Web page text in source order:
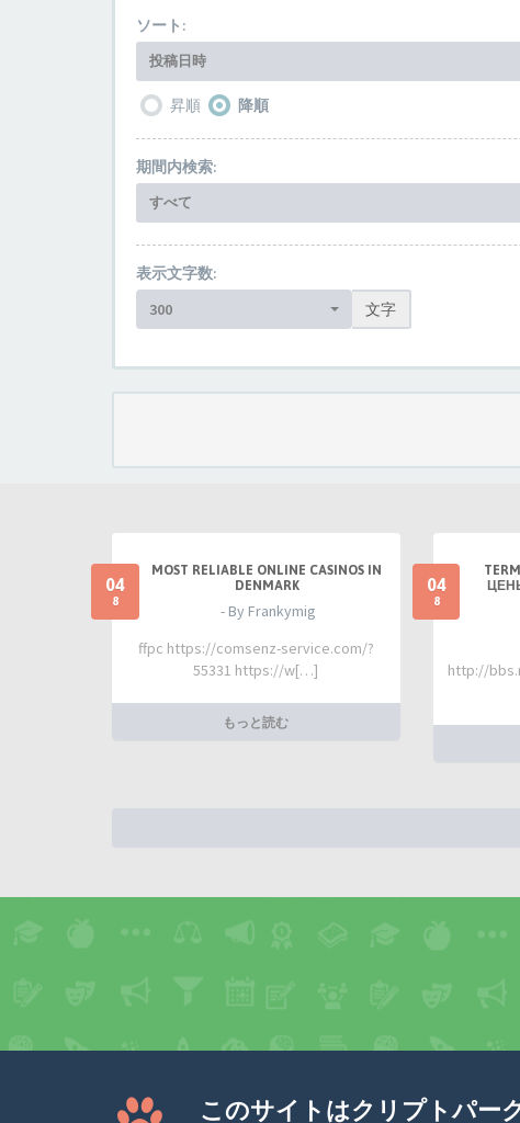
ソート:
投稿日時
昇順 降順
期間内検索:
すべて
表示文字数:
300
文字
04
8
MOST RELIABLE ONLINE CASINOS IN
DENMARK
- By Frankymig
ffpc https://comsenz-service.com/?
55331 https://w[…]
もっと読む
04
8
http://
このサイトはクリプトパー